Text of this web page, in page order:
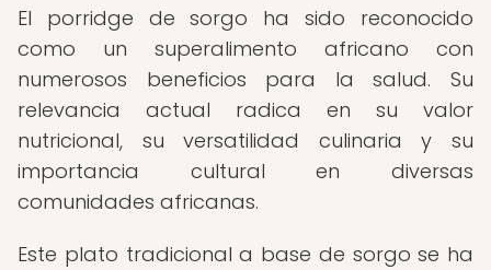
El porridge de sorgo ha sido reconocido
como un superalimento africano con
numerosos beneficios para la salud. Su
relevancia actual radica en su valor
nutricional, su versatilidad culinaria y su
importancia cultural en diversas
comunidades africanas.
Este plato tradicional a base de sorgo se ha